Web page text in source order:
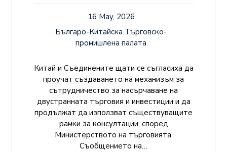
16 May, 2026
Българо-Китайска Търговско-
промишлена палaта
Китай и Съединените щати се съгласиха да
проучат създаването на механизъм за
сътрудничество за насърчаване на
двустранната търговия и инвестиции и да
продължат да използват съществуващите
рамки за консултации, според
Министерството на търговията.
Съобщението на…